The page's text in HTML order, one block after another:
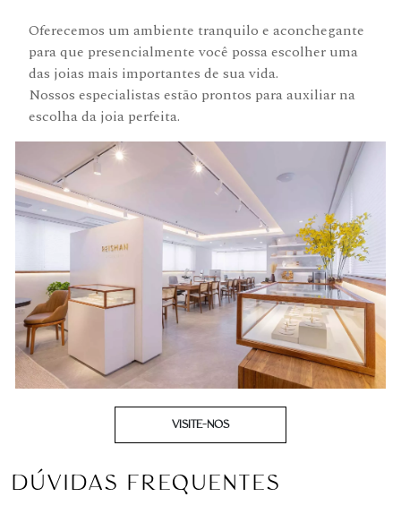
Oferecemos um ambiente tranquilo e aconchegante
para que presencialmente você possa escolher uma
das joias mais importantes de sua vida.
Nossos especialistas estão prontos para auxiliar na
escolha da joia perfeita.
VISITE-NOS
DÚVIDAS FREQUENTES